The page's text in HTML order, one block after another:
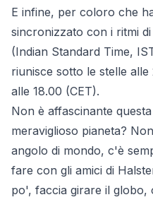
E infine, per coloro che
sincronizzato con i ritmi
(Indian Standard Time,
riunisce sotto le stelle
alle 18.00 (CET).
Non è affascinante
meraviglioso pianeta?
angolo di mondo, c'è
fare con gli amici di
po', faccia girare il globo,